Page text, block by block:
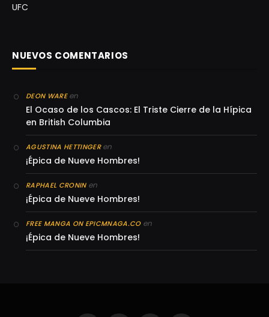
UFC
NUEVOS COMENTARIOS
DEON WAREen
El Ocaso de los Cascos: El Triste Cierre de la Hípica
en British Columbia
AGUSTINA HETTINGERen
¡Épica de Nueve Hombres!
RAPHAEL CRONINen
¡Épica de Nueve Hombres!
FREE MANGA ON EPICMNAGA.COen
¡Épica de Nueve Hombres!